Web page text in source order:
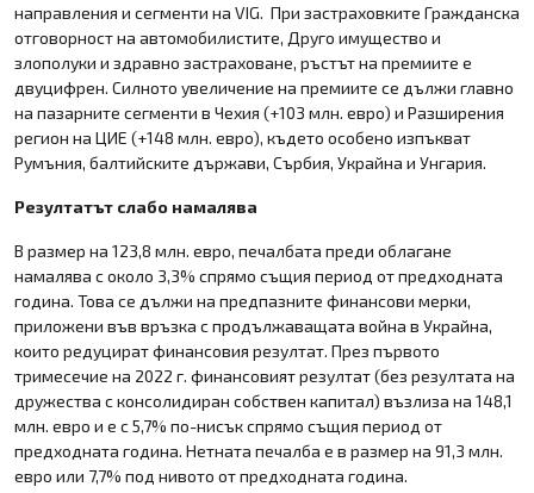
направления и сегменти на VIG. При застраховките Гражданска
отговорност на автомобилистите, Друго имущество и
злополуки и здравно застраховане, ръстът на премиите е
двуцифрен. Силното увеличение на премиите се дължи главно
на пазарните сегменти в Чехия (+103 млн. евро) и Разширения
регион на ЦИЕ (+148 млн. евро), където особено изпъкват
Румъния, балтийските държави, Сърбия, Украйна и Унгария.
Резултатът слабо намалява
В размер на 123,8 млн. евро, печалбата преди облагане
намалява с около 3,3% спрямо същия период от предходната
година. Това се дължи на предпазните финансови мерки,
приложени във връзка с продължаващата война в Украйна,
които редуцират финансовия резултат. През първото
тримесечие на 2022 г. финансовият резултат (без резултата на
дружества с консолидиран собствен капитал) възлиза на 148,1
млн. евро и е с 5,7% по-нисък спрямо същия период от
предходната година. Нетната печалба е в размер на 91,3 млн.
евро или 7,7% под нивото от предходната година.